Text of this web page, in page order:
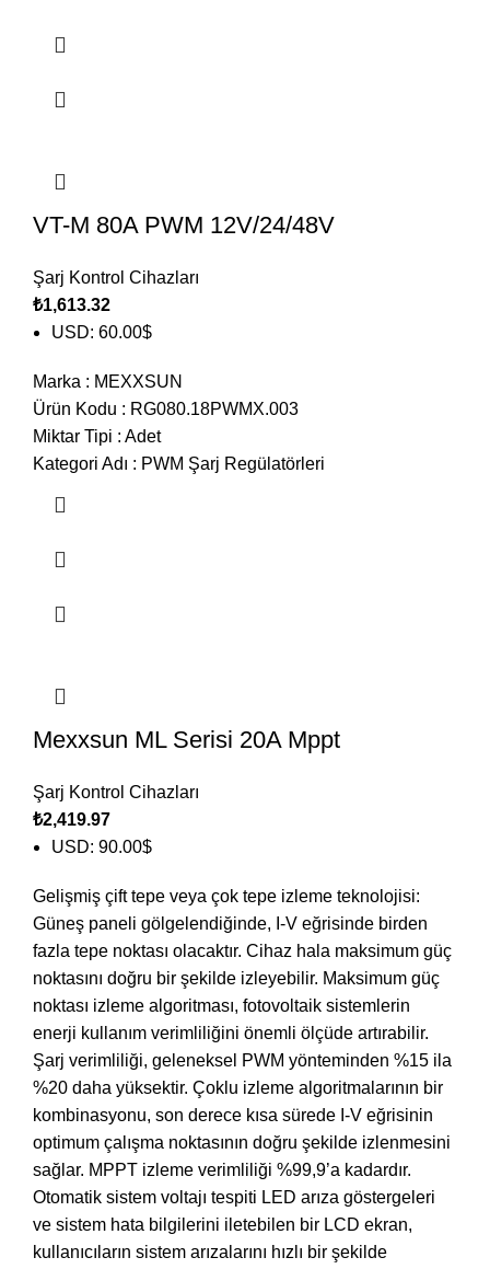
VT-M 80A PWM 12V/24/48V
Şarj Kontrol Cihazları
₺1,613.32
USD: 60.00$
Marka : MEXXSUN
Ürün Kodu : RG080.18PWMX.003
Miktar Tipi : Adet
Kategori Adı : PWM Şarj Regülatörleri
Mexxsun ML Serisi 20A Mppt
Şarj Kontrol Cihazları
₺2,419.97
USD: 90.00$
Gelişmiş çift tepe veya çok tepe izleme teknolojisi:
Güneş paneli gölgelendiğinde, I-V eğrisinde birden
fazla tepe noktası olacaktır. Cihaz hala maksimum güç
noktasını doğru bir şekilde izleyebilir. Maksimum güç
noktası izleme algoritması, fotovoltaik sistemlerin
enerji kullanım verimliliğini önemli ölçüde artırabilir.
Şarj verimliliği, geleneksel PWM yönteminden %15 ila
%20 daha yüksektir. Çoklu izleme algoritmalarının bir
kombinasyonu, son derece kısa sürede I-V eğrisinin
optimum çalışma noktasının doğru şekilde izlenmesini
sağlar. MPPT izleme verimliliği %99,9’a kadardır.
Otomatik sistem voltajı tespiti LED arıza göstergeleri
ve sistem hata bilgilerini iletebilen bir LCD ekran,
kullanıcıların sistem arızalarını hızlı bir şekilde